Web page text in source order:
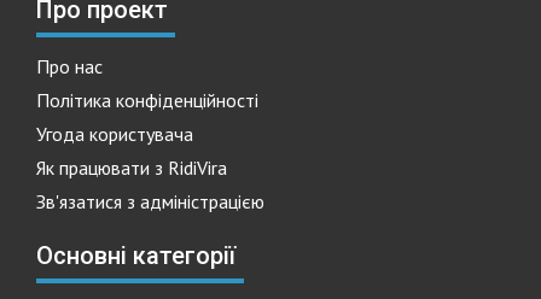
Про проект
Про нас
Політика конфіденційності
Угода користувача
Як працювати з RidiVira
Зв'язатися з адміністрацією
Основні категорії